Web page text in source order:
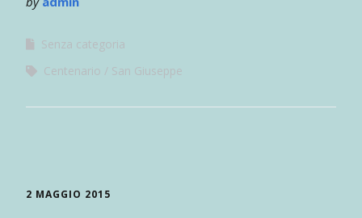
Senza categoria
Centenario
San Giuseppe
2 MAGGIO 2015